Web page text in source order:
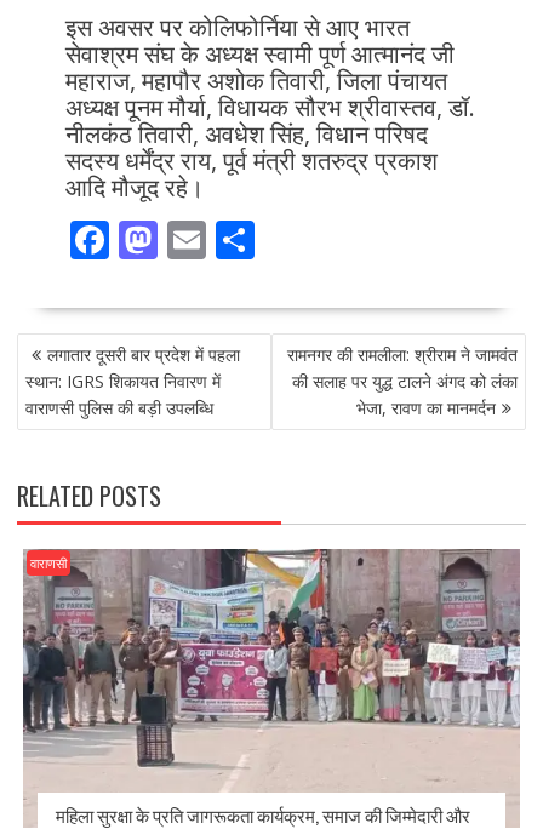
इस अवसर पर कोलिफोर्निया से आए भारत
सेवाश्रम संघ के अध्यक्ष स्वामी पूर्ण आत्मानंद जी
महाराज, महापौर अशोक तिवारी, जिला पंचायत
अध्यक्ष पूनम मौर्या, विधायक सौरभ श्रीवास्तव, डॉ.
नीलकंठ तिवारी, अवधेश सिंह, विधान परिषद
सदस्य धर्मेंद्र राय, पूर्व मंत्री शतरुद्र प्रकाश
आदि मौजूद रहे।
F
e
b
o
o
k
M
to
d
o
n
E
ai
l
S
ar
POST
NAVIGATION
लगातार दूसरी बार प्रदेश में पहला
स्थान: IGRS शिकायत निवारण में
वाराणसी पुलिस की बड़ी उपलब्धि
रामनगर की रामलीला: श्रीराम ने जामवंत
की सलाह पर युद्ध टालने अंगद को लंका
भेजा, रावण का मानमर्दन
RELATED POSTS
वाराणसी
महिला सुरक्षा के प्रति जागरूकता कार्यक्रम, समाज की जिम्मेदारी और